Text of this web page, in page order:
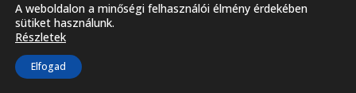
A weboldalon a minőségi felhasználói élmény érdekében
sütiket használunk.
Részletek
Elfogad